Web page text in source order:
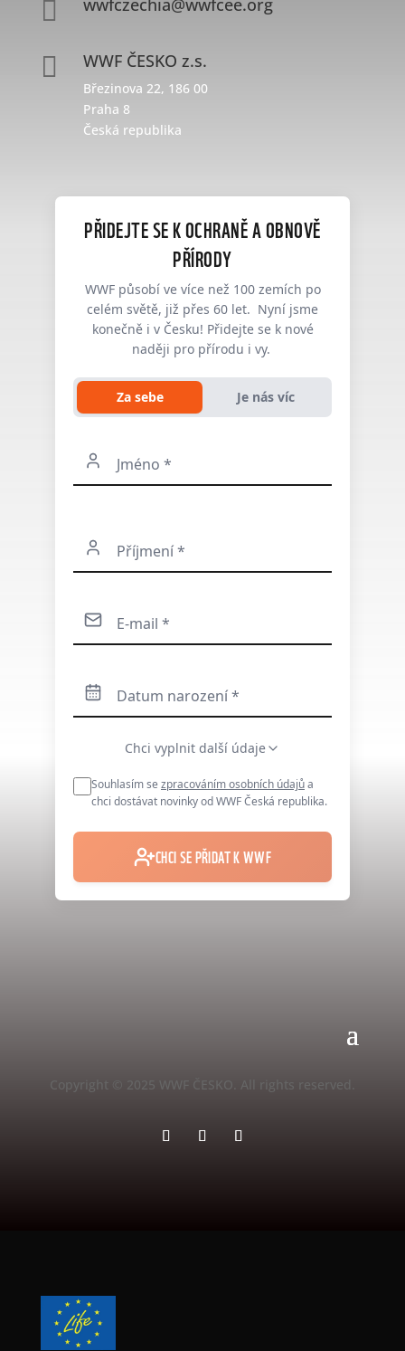
 wwfczechia@wwfcee.org
 WWF ČESKO z.s.
Březinova 22, 186 00
Praha 8
Česká republika
Copyright © 2025 WWF ČESKO. All rights reserved.